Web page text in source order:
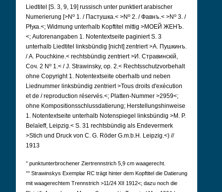
Liedtitel [S. 3, 9, 19] russisch unter punktiert arabischer
Numerierung [>N o 1. / Пастушка.< >N o 2. / Фавнъ.< >N o 3. /
Рђка.<; Widmung unterhalb Kopftitel mittig >МОЕЙ ЖЕНЪ.
<; Autorenangaben 1. Notentextseite paginiert S. 3
unterhalb Liedtitel linksbündig [nicht] zentriert >А. Пушкинъ.
/ A. Pouchkine.< rechtsbündig zentriert >И. Стравинскій,
Соч. 2 N o 1.< / J. Strawinsky, op. 2.< Rechtsschutzvorbehalt
ohne Copyright 1. Notentextseite oberhalb und neben
Liednummer linksbündig zentriert >Tous droits d'exécution
et de / reproduction réservés.<; Platten-Nummer >2959<;
ohne Kompositionsschlussdatierung; Herstellungshinweise
1. Notentextseite unterhalb Notenspiegel linksbündig >M. P.
Belaïeff, Leipzig.< S. 31 rechtsbündig als Endevermerk
>Stich und Druck von C. G. Röder G.m.b.H. Leipzig.<) //
1913
° punktunterbrochener Ziertrennstrich 5,9 cm waagerecht.
°° Strawinskys Exemplar RC trägt hinter dem Kopftitel die Datierung
mit waagerechtem Trennstrich >11/24 XII 1912<; dazu noch die